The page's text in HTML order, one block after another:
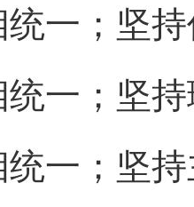
一；坚
一；坚
统一；坚